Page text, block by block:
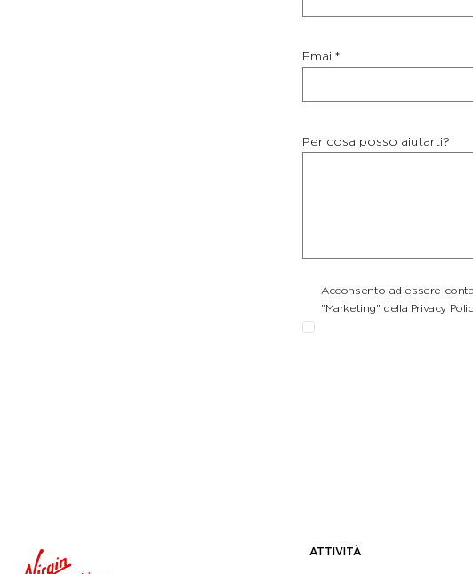
Email*
Per cosa posso aiutarti?
Acconsento ad essere
"Marketing" della Privacy
ATTIVITÀ